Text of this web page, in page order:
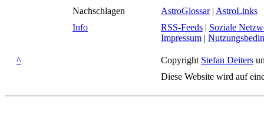
Nachschlagen
AstroGlossar| AstroLinks
Info
RSS-Feeds | Soziale
Impressum |
^ Copyright Stefan Deiters
Diese Website wird auf